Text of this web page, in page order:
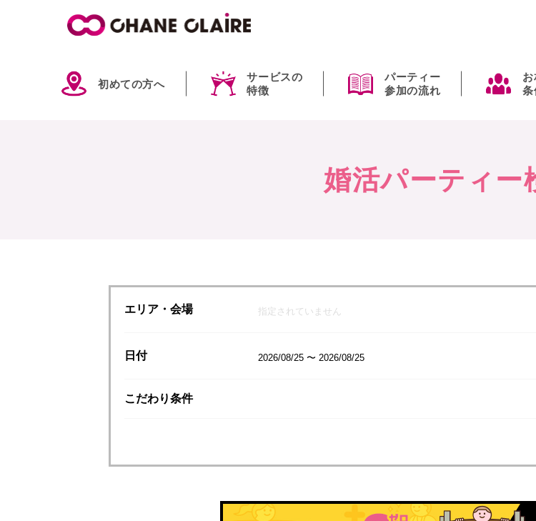
初めての方へ
サービスの
特徴
パーティー
参加の流れ
条
婚活パーティー
エリア・会場 指定されていません
日付 2026/08/25 〜 2026/08/25
こだわり条件